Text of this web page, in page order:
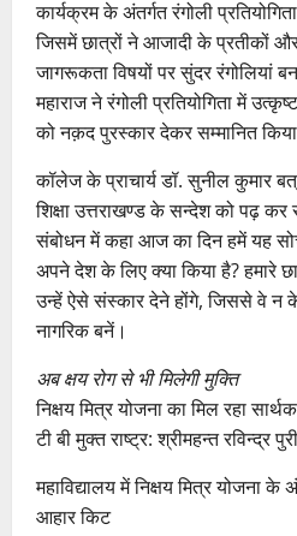
कार्यक्रम के अंतर्गत रंगोली
जिसमें छात्रों ने आजादी के प्रतीकों
जागरूकता विषयों पर सुंदर रंगोलियां
महाराज ने रंगोली प्रतियोगिता में
को नक़द पुरस्कार देकर सम्मानित
कॉलेज के प्राचार्य डॉ. सुनील कुमार
शिक्षा उत्तराखण्ड के सन्देश को पढ़ कर
संबोधन में कहा आज का दिन हमें यह
अपने देश के लिए क्या किया है? हमारे
उन्हें ऐसे संस्कार देने होंगे, जिससे वे न
नागरिक बनें।
अब क्षय रोग से भी मिलेगी मुक्ति
निक्षय मित्र योजना का मिल रहा
टी बी मुक्त राष्ट्र: श्रीमहन्त रविन्द्र पुरी
महाविद्यालय में निक्षय मित्र योजना के
आहार किट